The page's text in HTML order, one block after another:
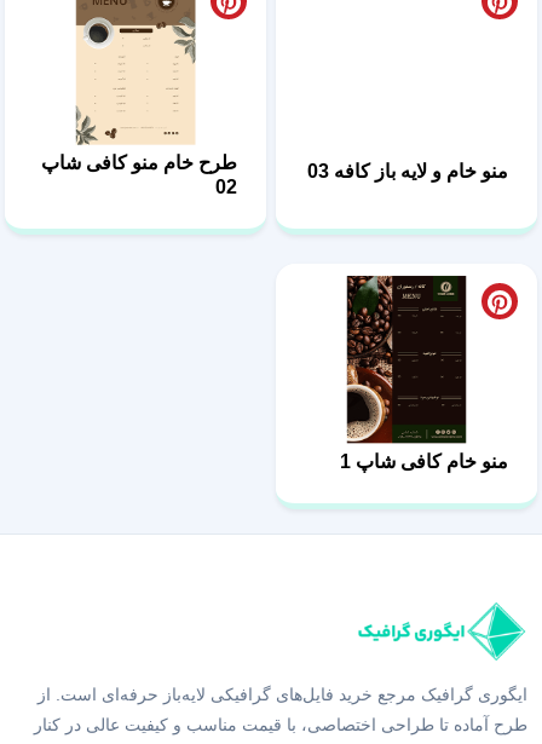
منو خام و لایه باز کافه 03
طرح خام منو کافی شاپ
02
منو خام کافی شاپ 1
ایگوری گرافیک مرجع خرید فایل‌های گرافیکی لایه‌باز حرفه‌ای است. از
طرح آماده تا طراحی اختصاصی، با قیمت مناسب و کیفیت عالی در کنار